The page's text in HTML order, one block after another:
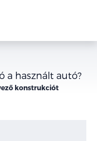
a használt autó?
konstrukciót